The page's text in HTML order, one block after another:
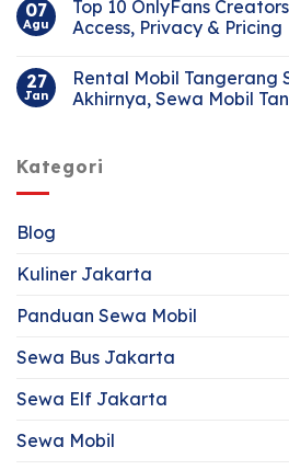
07
Agu
Top 10 OnlyFans
Access, Privacy & Pricing
27
Jan
Rental Mobil Tangerang
Akhirnya, Sewa Mobil
Kategori
Blog
Kuliner Jakarta
Panduan Sewa Mobil
Sewa Bus Jakarta
Sewa Elf Jakarta
Sewa Mobil